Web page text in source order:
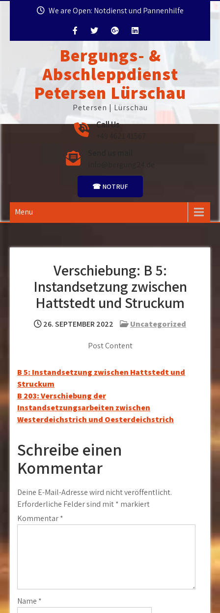
We are Open: Notdienst und Pannenhilfe
Bergungs- &
Abschleppdienst
Petersen Lürschau
Petersen | Lürschau
Call Us
+49 4621 41567
☎ NOTRUF
Menu
Verschiebung: B 5:
Instandsetzung zwischen
Hattstedt und Struckum
26. SEPTEMBER 2022 Uncategorized
Post Content
Beitragsnavigation
B 5: Instandsetzung zwischen Hattstedt und
Struckum
B 203: Verschiebung der
Instandsetzungsarbeiten zwischen
Westerdeichstrich und Oesterdeichstrich
Schreibe einen
Kommentar
Deine E-Mail-Adresse wird nicht veröffentlicht.
Erforderliche Felder sind mit* markiert
Kommentar*
Name *